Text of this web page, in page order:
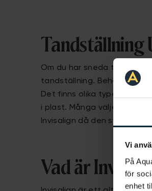
Vi
På
för
enhet
Tandställning
Om du har sneda tänder
tandställning. Behandling
Det finns olika typer av
i plast. Många väljer i dag
Invisalign då den syns
Vad är